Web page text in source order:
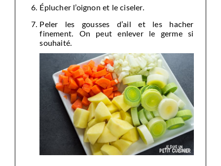
Éplucher l’oignon et le ciseler.
Peler les gousses d’ail et les hacher
finement. On peut enlever le germe si
souhaité.